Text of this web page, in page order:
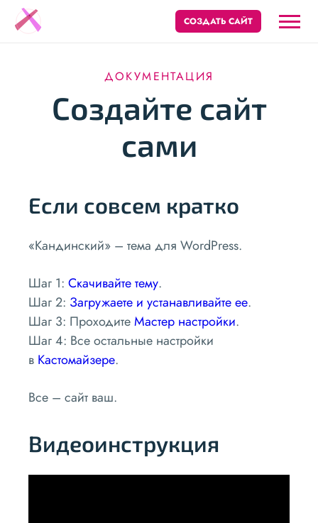
СОЗДАТЬ САЙТ
ДОКУМЕНТАЦИЯ
Создайте сайт
сами
Если совсем кратко
«Кандинский» – тема для WordPress.
Шаг 1: Скачивайте тему.
Шаг 2: Загружаете и устанавливайте ее.
Шаг 3: ПроходитеМастер настройки.
Шаг 4: Все остальные настройки
в Кастомайзере.
Все – сайт ваш.
Видеоинструкция